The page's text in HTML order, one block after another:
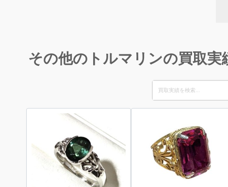
その他のトルマリンの買取実
Search
for: